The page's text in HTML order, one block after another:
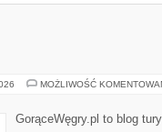
MOŻLIWOŚĆ
GorąceWęgry.pl to blog